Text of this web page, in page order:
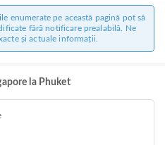
enumerate pe această pagină pot să
fără notificare prealabilă. Ne
și actuale informații.
la Phuket